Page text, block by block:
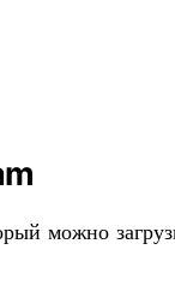
можно